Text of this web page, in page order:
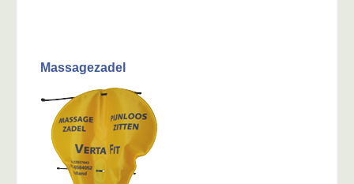
Reviews
Media
Contact
Massagezadel